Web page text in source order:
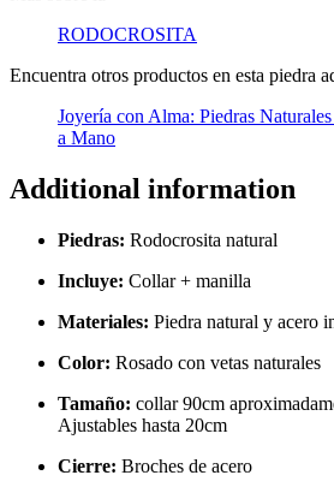
RODOCROSITA
Encuentra otros productos en esta piedra
Joyería con Alma: Piedras
a Mano
Additional information
Piedras: Rodocrosita natural
Incluye: Collar + manilla
Materiales: Piedra natural y acero
Color: Rosado con vetas naturales
Tamaño: collar 90cm
Ajustables hasta 20cm
Cierre: Broches de acero